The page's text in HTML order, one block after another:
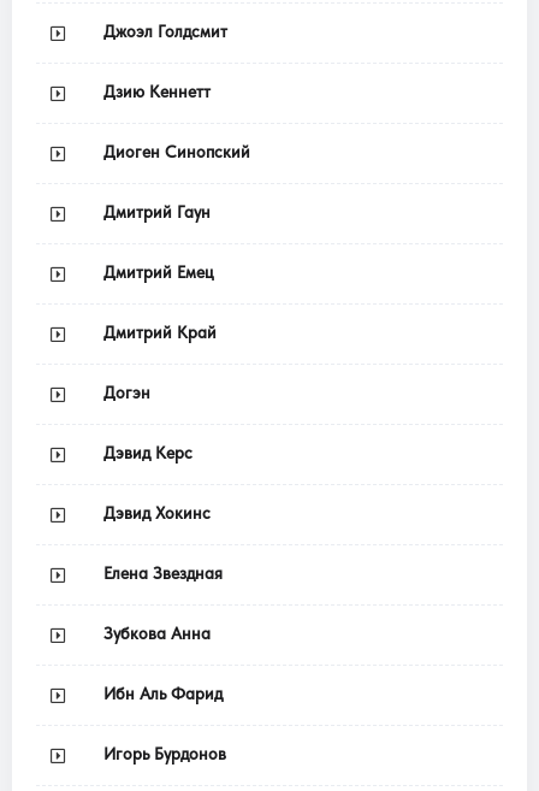
Джоэл Голдсмит
Дзию Кеннетт
Диоген Синопский
Дмитрий Гаун
Дмитрий Емец
Дмитрий Край
Догэн
Дэвид Керс
Дэвид Хокинс
Елена Звездная
Зубкова Анна
Ибн Аль Фарид
Игорь Бурдонов